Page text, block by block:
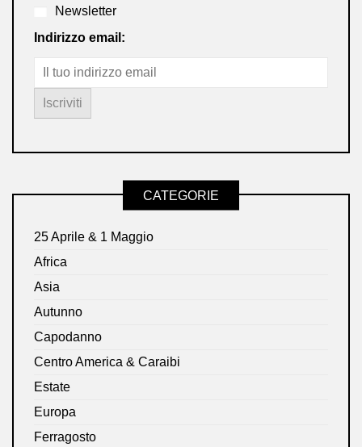
Newsletter
Indirizzo email:
CATEGORIE
25 Aprile & 1 Maggio
Africa
Asia
Autunno
Capodanno
Centro America & Caraibi
Estate
Europa
Ferragosto